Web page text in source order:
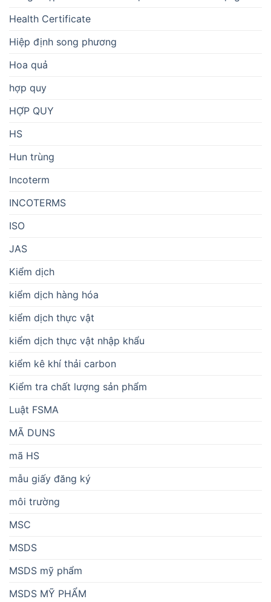
Health Certificate
Hiệp định song phương
Hoa quả
hợp quy
HỢP QUY
HS
Hun trùng
Incoterm
INCOTERMS
ISO
JAS
Kiểm dịch
kiểm dịch hàng hóa
kiểm dịch thực vật
kiểm dịch thực vật nhập khẩu
kiểm kê khí thải carbon
Kiểm tra chất lượng sản phẩm
Luật FSMA
MÃ DUNS
mã HS
mẫu giấy đăng ký
môi trường
MSC
MSDS
MSDS mỹ phẩm
MSDS MỸ PHẨM